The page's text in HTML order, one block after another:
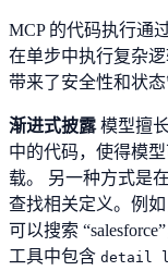
MCP 的代码执行通
在单步中执行复杂
带来了安全性和状态
渐进式披露模型擅
中的代码，使得模
载。 另一种方式是
查找相关定义。例如
可以搜索
工具中包含 detail